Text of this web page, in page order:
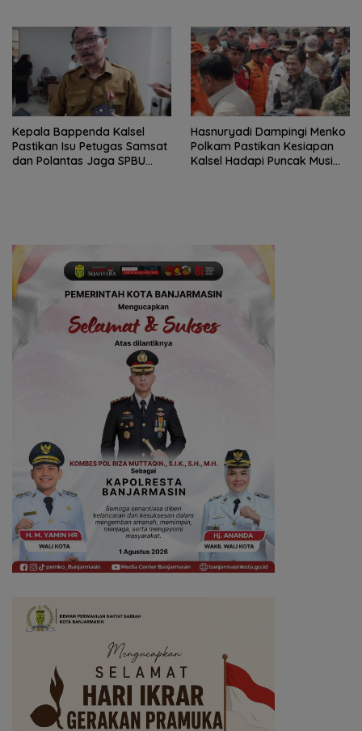
Kepala Bappenda Kalsel
Pastikan Isu Petugas Samsat
dan Polantas Jaga SPBU
Hasnuryadi Dampingi Menko
Polkam Pastikan Kesiapan
Kalsel Hadapi Puncak Musim